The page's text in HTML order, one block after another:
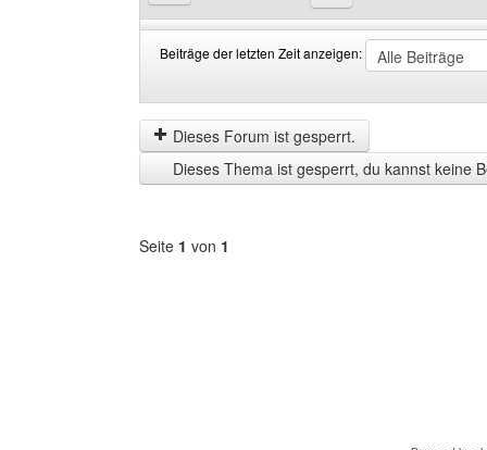
Beiträge der letzten Zeit anzeigen:
der
letzten
Zeit
anzeigen
by
Dieses Forum ist gesperrt.
Dieses Thema ist gesperrt, du kannst keine
Seite 1 von 1